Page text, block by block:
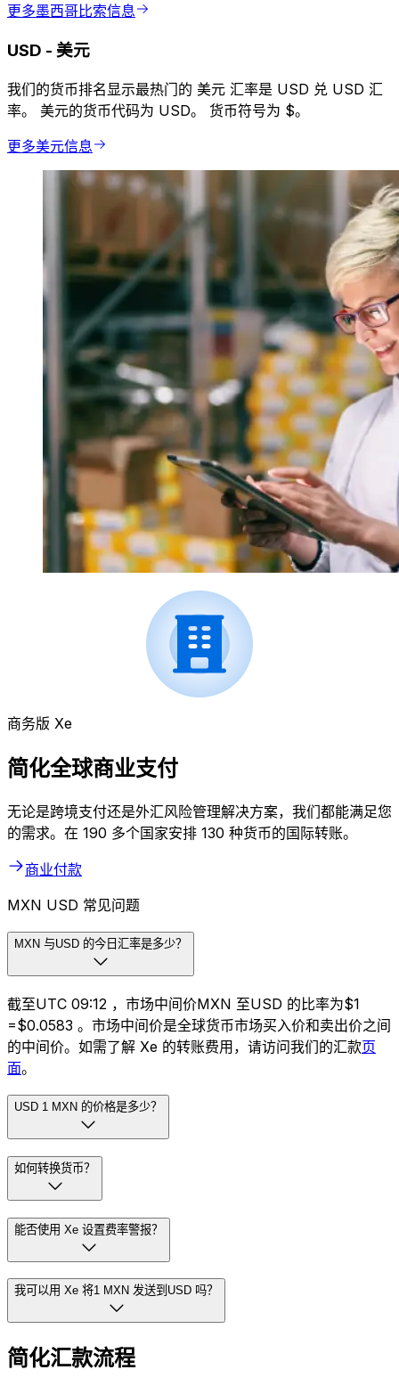
更多墨西哥比索信息
USD - 美元
我们的货币排名显示最热门的 美元 汇率是 USD 兑 USD 汇
率。 美元的货币代码为 USD。 货币符号为 $。
更多美元信息
商务版 Xe
简化全球商业支付
无论是跨境支付还是外汇风险管理解决方案，我们都能满足您
的需求。在 190 多个国家安排 130 种货币的国际转账。
商业付款
MXN USD 常见问题
MXN 与USD 的今日汇率是多少？
截至UTC 09:12 ，市场中间价MXN 至USD 的比率为$1
=$0.0583 。市场中间价是全球货币市场买入价和卖出价之间
的中间价。如需了解 Xe 的转账费用，请访问我们的汇款页
面。
USD 1 MXN 的价格是多少？
如何转换货币？
能否使用 Xe 设置费率警报？
我可以用 Xe 将1 MXN 发送到USD 吗？
简化汇款流程